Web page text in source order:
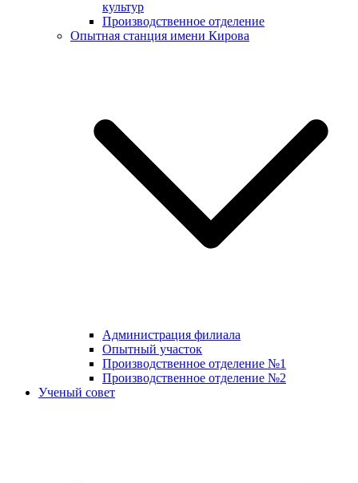
культур
Производственное отделение
Опытная станция имени Кирова
Администрация филиала
Опытный участок
Производственное отделение №1
Производственное отделение №2
Ученый совет